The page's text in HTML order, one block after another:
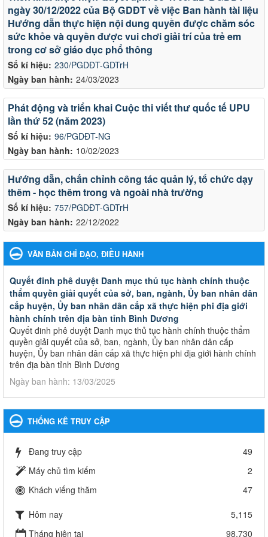
Số kí hiệu: 230/PGDĐT-GDTrH
Ngày ban hành: 24/03/2023
ngày 30/12/2022 của Bộ GDĐT về việc Ban hành tài liệu
Hướng dẫn thực hiện nội dung quyền được chăm sóc
sức khỏe và quyền được vui chơi giải trí của trẻ em
trong cơ sở giáo dục phổ thông
Số kí hiệu: 96/PGDĐT-NG
Ngày ban hành: 10/02/2023
Phát động và triển khai Cuộc thi viết thư quốc tế UPU
lần thứ 52 (năm 2023)
Số kí hiệu: 757/PGDĐT-GDTrH
Ngày ban hành: 22/12/2022
Hướng dẫn, chấn chỉnh công tác quản lý, tổ chức dạy
thêm - học thêm trong và ngoài nhà trường
VĂN BẢN CHỈ ĐẠO, ĐIỀU HÀNH
Quyết đinh phê duyệt Danh mục thủ tục hành chính thuộc
thẩm quyền giải quyết của sở, ban, ngành, Ủy ban nhân dân
cấp huyện, Ủy ban nhân dân cấp xã thực hiện phi địa giới
hành chính trên địa bàn tỉnh Bình Dương
Quyết đinh phê duyệt Danh mục thủ tục hành chính thuộc thẩm
quyền giải quyết của sở, ban, ngành, Ủy ban nhân dân cấp
huyện, Ủy ban nhân dân cấp xã thực hiện phi địa giới hành chính
trên địa bàn tỉnh Bình Dương
Ngày ban hành: 13/03/2025
Giáo dục và Đào tạo thành phố Bến Cát
Kế hoạch Phổ biến, giáo dục pháp luật năm 2025 của ngành
Ngày ban hành: 28/02/2025
vực giáo dục đào tạo thuộc hệ giáo dục quốc dân và cơ sở
và Đào tạo, Ủy ban nhân dân cấp huyện
Quyết định công bố thủ tục hành chính bị bãi bỏ trong lĩnh vực
THỐNG KÊ TRUY CẬP
Đang truy cập
49
Máy chủ tìm kiếm
2
Khách viếng thăm
47
Hôm nay
5,115
Tháng hiện tại
98,730